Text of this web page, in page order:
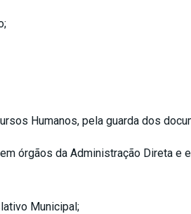
Humanos, pela guarda dos
órgãos da Administração Direta e
Municipal;